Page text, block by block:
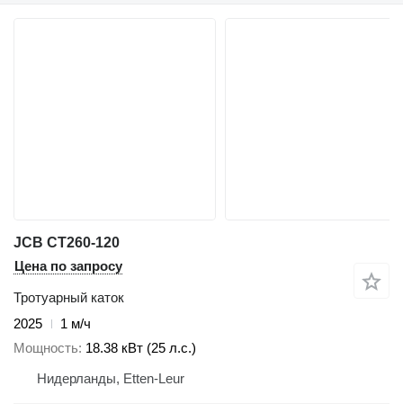
JCB CT260-120
Цена по запросу
Тротуарный каток
2025
1 м/ч
Мощность 18.38 кВт (25 л.с.)
Нидерланды, Etten-Leur